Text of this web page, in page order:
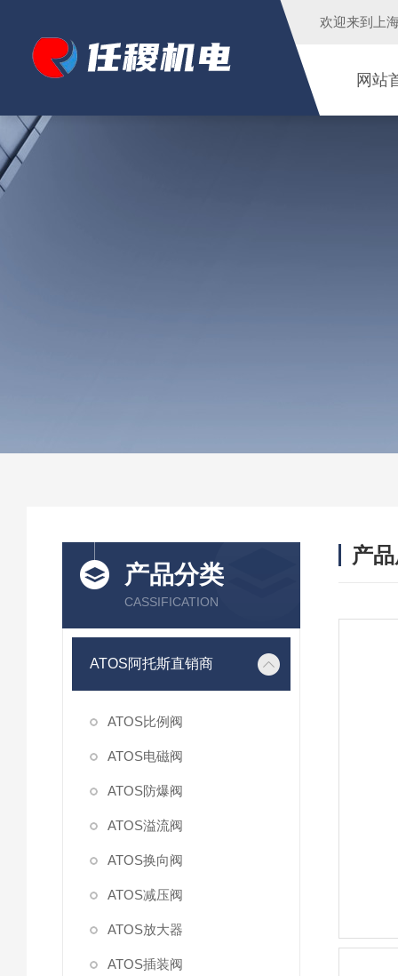
欢迎来到 上
网站
产品分类
CASSIFICATION
ATOS阿托斯直销商
ATOS比例阀
ATOS电磁阀
ATOS防爆阀
ATOS溢流阀
ATOS换向阀
ATOS减压阀
ATOS放大器
ATOS插装阀
产